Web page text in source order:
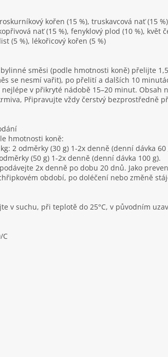
kořen (15 %), truskavcová nať (15
nať (15 %), fenyklový plod (10 %), květ
(5 %), lékořicový kořen (5 %)
bylinné směsi (podle hmotnosti koně) přelijte
se nesmí vařit), po přelití a dalších 10
v přikryté nádobě 15–20 minut. Obsah
Připravujte vždy čerstvý bezprostředně
hmotnosti koně:
2 odměrky (30 g) 1-2x denně (denní dávka 60
(50 g) 1-2x denně (denní dávka 100 g).
2x denně po dobu 20 dnů. Jako
období, po doléčení nebo změně
v suchu, při teplotě do 25°C, v původním
C